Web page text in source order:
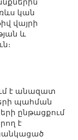
կան
վայրի
և
է անազատ
պահման
ընթացքում
է